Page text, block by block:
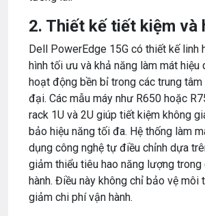
2. Thiết kế tiết kiệm và
Dell PowerEdge 15G có thiết kế linh
hình tối ưu và khả năng làm mát hiệu
hoạt động bền bỉ trong các trung
đại. Các mẫu máy như R650 hoặc
rack 1U và 2U giúp tiết kiệm không
bảo hiệu năng tối đa. Hệ thống làm
dụng công nghệ tự điều chỉnh dựa
giảm thiểu tiêu hao năng lượng trong
hành. Điều này không chỉ bảo vệ môi
giảm chi phí vận hành.